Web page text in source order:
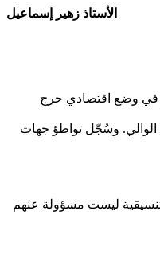
الأستاذ زهير إسماعيل
في وضع اقتصادي حرج
الوالي. وسُجّل تواطؤ جهات
ليست مسؤولة عنهم